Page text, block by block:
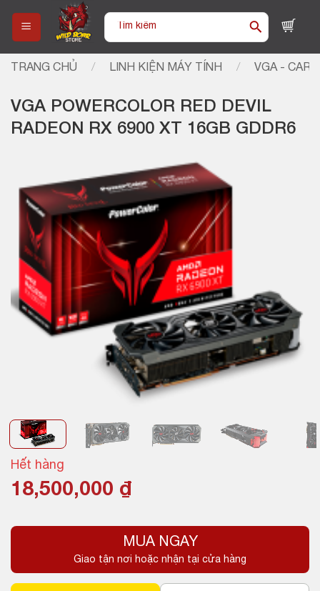
content
Tìm
TRANG CHỦ / LINH KIỆN MÁY TÍNH / VGA -
VGA POWERCOLOR RED DEVIL
RADEON RX 6900 XT 16GB GDDR6
Hết hàng
18,500,000 ₫
MUA NGAY
Giao tận nơi hoặc nhận tại cửa hàng